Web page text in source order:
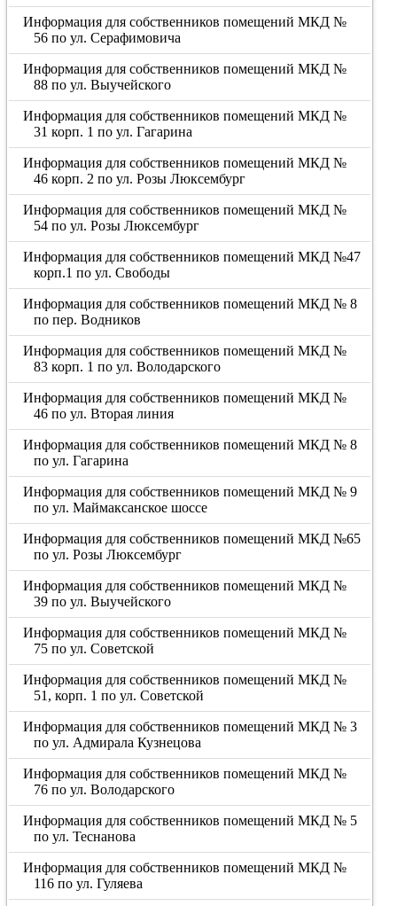
Информация для собственников помещений МКД №
56 по ул. Серафимовича
Информация для собственников помещений МКД №
88 по ул. Выучейского
Информация для собственников помещений МКД №
31 корп. 1 по ул. Гагарина
Информация для собственников помещений МКД №
46 корп. 2 по ул. Розы Люксембург
Информация для собственников помещений МКД №
54 по ул. Розы Люксембург
Информация для собственников помещений МКД №47
корп.1 по ул. Свободы
Информация для собственников помещений МКД № 8
по пер. Водников
Информация для собственников помещений МКД №
83 корп. 1 по ул. Володарского
Информация для собственников помещений МКД №
46 по ул. Вторая линия
Информация для собственников помещений МКД № 8
по ул. Гагарина
Информация для собственников помещений МКД № 9
по ул. Маймаксанское шоссе
Информация для собственников помещений МКД №65
по ул. Розы Люксембург
Информация для собственников помещений МКД №
39 по ул. Выучейского
Информация для собственников помещений МКД №
75 по ул. Советской
Информация для собственников помещений МКД №
51, корп. 1 по ул. Советской
Информация для собственников помещений МКД № 3
по ул. Адмирала Кузнецова
Информация для собственников помещений МКД №
76 по ул. Володарского
Информация для собственников помещений МКД № 5
по ул. Теснанова
Информация для собственников помещений МКД №
116 по ул. Гуляева